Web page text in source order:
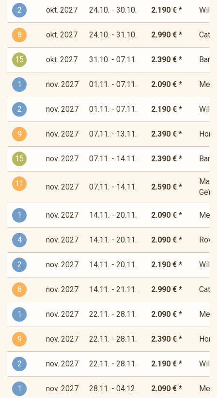
2 okt. 2027 24.10. - 30.10. 2.190 € *
8 okt. 2027 24.10. - 31.10. 2.990 € *
15 okt. 2027 31.10. - 07.11. 2.390 € *
1 nov. 2027 01.11. - 07.11. 2.090 € *
2 nov. 2027 01.11. - 07.11. 2.190 € *
9 nov. 2027 07.11. - 13.11. 2.390 € *
15 nov. 2027 07.11. - 14.11. 2.390 € *
11 nov. 2027 07.11. - 14.11. 2.590 € *
1 nov. 2027 14.11. - 20.11. 2.090 € *
4 nov. 2027 14.11. - 20.11. 2.090 € *
2 nov. 2027 14.11. - 20.11. 2.190 € *
8 nov. 2027 14.11. - 21.11. 2.990 € *
1 nov. 2027 22.11. - 28.11. 2.090 € *
9 nov. 2027 22.11. - 28.11. 2.390 € *
2 nov. 2027 22.11. - 28.11. 2.190 € *
1 nov. 2027 28.11. - 04.12. 2.090 € *